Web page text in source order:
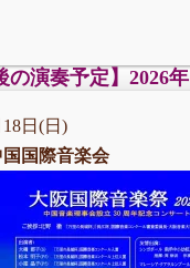
の演奏予定】2026年
日(日)
国国際音楽会